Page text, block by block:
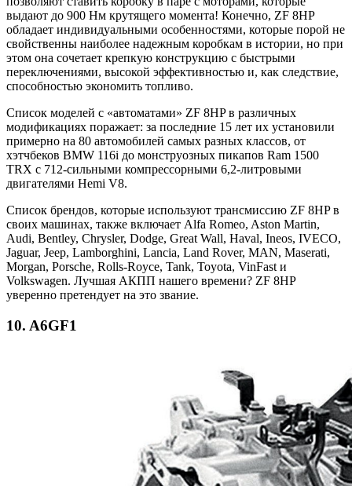
выдают до 900 Нм крутящего момента! Конечно, ZF 8HP
обладает индивидуальными особенностями, которые порой не
свойственны наиболее надежным коробкам в истории, но при
этом она сочетает крепкую конструкцию с быстрыми
переключениями, высокой эффективностью и, как следствие,
способностью экономить топливо.
Список моделей с «автоматами» ZF 8HP в различных
модификациях поражает: за последние 15 лет их установили
примерно на 80 автомобилей самых разных классов, от
хэтчбеков BMW 116i до монструозных пикапов Ram 1500
TRX с 712-сильными компрессорными 6,2-литровыми
двигателями Hemi V8.
Список брендов, которые используют трансмиссию ZF 8HP в
своих машинах, также включает Alfa Romeo, Aston Martin,
Audi, Bentley, Chrysler, Dodge, Great Wall, Haval, Ineos, IVECO,
Jaguar, Jeep, Lamborghini, Lancia, Land Rover, MAN, Maserati,
Morgan, Porsche, Rolls-Royce, Tank, Toyota, VinFast и
Volkswagen. Лучшая АКПП нашего времени? ZF 8HP
уверенно претендует на это звание.
10. A6GF1